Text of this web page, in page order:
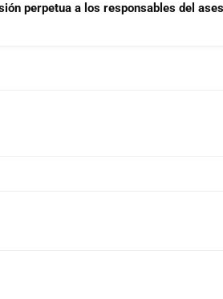
perpetua a los responsables del